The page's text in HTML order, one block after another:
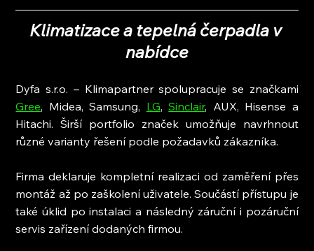
Klimatizace a tepelná čerpadla v
nabídce
Gree, Midea, Samsung, LG, Sinclair, AUX, Hisense a
Hitachi. Širší portfolio značek umožňuje navrhnout
různé varianty řešení podle požadavků zákazníka.
Firma deklaruje kompletní realizaci od zaměření přes
montáž až po zaškolení uživatele. Součástí přístupu je
také úklid po instalaci a následný záruční i pozáruční
servis zařízení dodaných firmou.